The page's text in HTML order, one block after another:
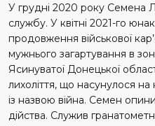
У грудні 2020 року Семена
службу. У квітні 2021-го
продовження військової
мужнього загартування в
Ясинуватої Донецької
лихоліття, що насунулося
із назвою війна. Семен
дійства. Служив